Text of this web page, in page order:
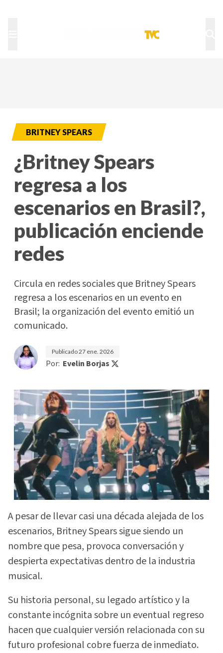
BRITNEY SPEARS
¿Britney Spears
regresa a los
escenarios en Brasil?,
publicación enciende
redes
Circula en redes sociales que Britney Spears
regresa a los escenarios en un evento en
Brasil; la organización del evento emitió un
comunicado.
Publicado27 ene. 2026
Por: Evelin Borjas
A pesar de llevar casi una década alejada de los
escenarios, Britney Spears sigue siendo un
nombre que pesa, provoca conversación y
despierta expectativas dentro de la industria
musical.
Su historia personal, su legado artístico y la
constante incógnita sobre un eventual regreso
hacen que cualquier versión relacionada con su
futuro profesional cobre fuerza de inmediato.